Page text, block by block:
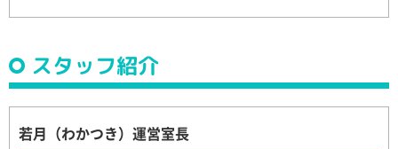
スタッフ紹介
若月（わかつき）運営室長